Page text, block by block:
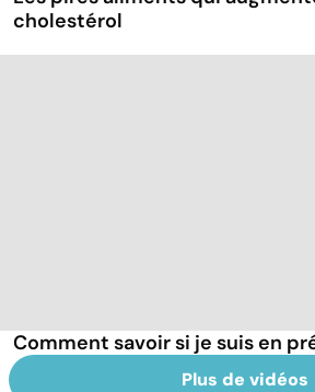
cholestérol
Comment savoir si je suis en
Plus de vidéos